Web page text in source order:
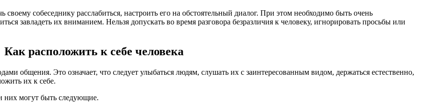
собеседнику расслабиться, настроить его на обстоятельный диалог. При этом необходимо быть очень
завладеть их вниманием. Нельзя допускать во время разговора безразличия к человеку, игнорировать просьбы или
Как расположить к себе человека
общения. Это означает, что следует улыбаться людям, слушать их с заинтересованным видом, держаться естественно,
их к себе.
них могут быть следующие.